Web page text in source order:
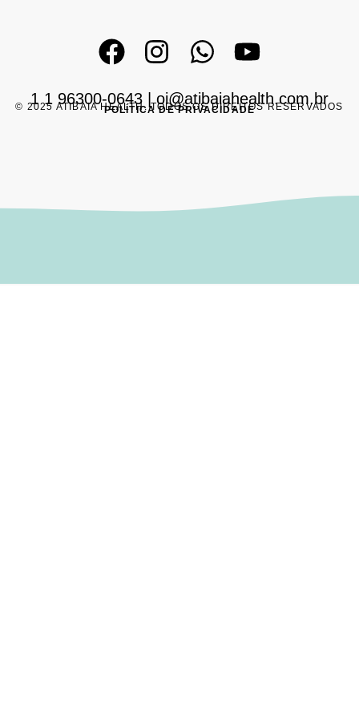
1 1 96300-0643 |oi@atibaiahealth.com.br
© 2025 ATIBAIA HEALTH. TODOS OS DIREITOS RESERVADOS
POLÍTICA DE PRIVACIDADE